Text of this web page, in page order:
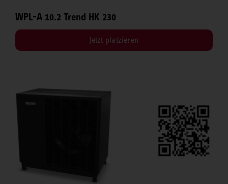
WPL-A 10.2 Trend HK 230
Jetzt platzieren